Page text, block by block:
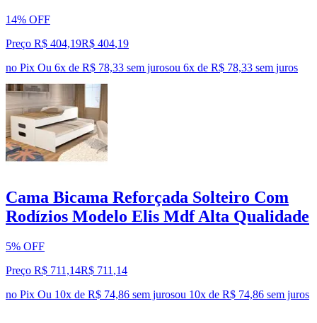
14% OFF
Preço R$ 404,19R$ 404,19
no Pix Ou 6x de R$ 78,33 sem jurosou 6x de R$ 78,33 sem juros
Cama Bicama Reforçada Solteiro Com
Rodízios Modelo Elis Mdf Alta Qualidade
5% OFF
Preço R$ 711,14R$ 711 ,14
no Pix Ou 10x de R$ 74,86 sem jurosou 10x de R$ 74,86 sem juros